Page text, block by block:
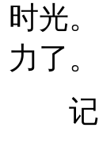
时光
力了。
记者